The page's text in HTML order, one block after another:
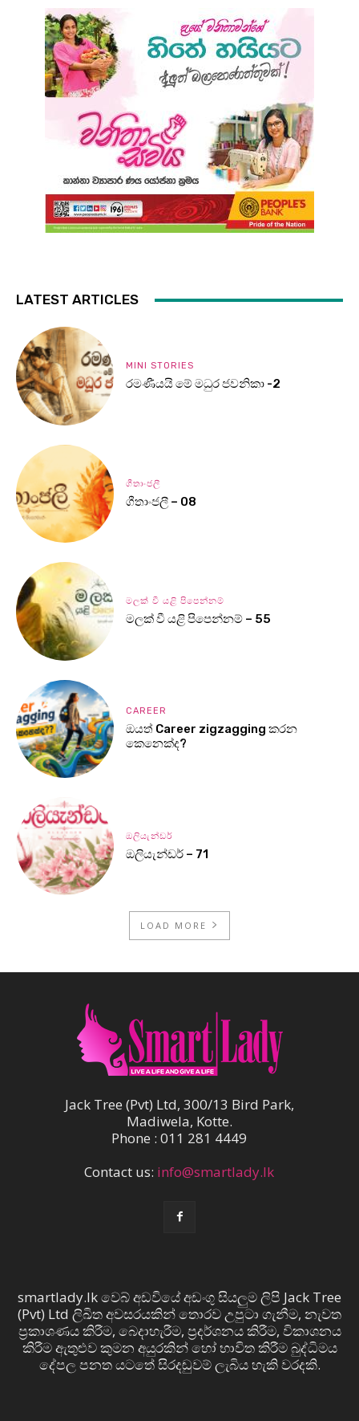
LATEST ARTICLES
MINI STORIES
රමණීයයි මේ මධුර ජවනිකා -2
ගීතාංජලී
ගීතාංජලී – 08
මලක් වී යළි පිපෙන්නම්
මලක් වී යළි පිපෙන්නම් – 55
CAREER
ඔයත් Career zigzagging කරන
කෙනෙක්ද?
ඔලියැන්ඩර්
ඔලියැන්ඩර් – 71
LOAD MORE
Jack Tree (Pvt) Ltd, 300/13 Bird Park,
Madiwela, Kotte.
Phone : 011 281 4449
Contact us: info@smartlady.lk
smartlady.lk වෙබ් අඩවියේ අඩංගු සියලුම ලිපි Jack Tree
(Pvt) Ltd ලිඛිත අවසරයකින් තොරව උපුටා ගැනීම, නැවත
ප්‍රකාශණය කිරීම, බෙදාහැරීම, ප්‍රදර්ශනය කිරීම, විකාශනය
කිරීම ඇතුළුව කුමන අයුරකින් හෝ භාවිත කිරීම බුද්ධිමය
දේපල පනත යටතේ සිරදඬුවම් ලැබිය හැකි වරදකි.